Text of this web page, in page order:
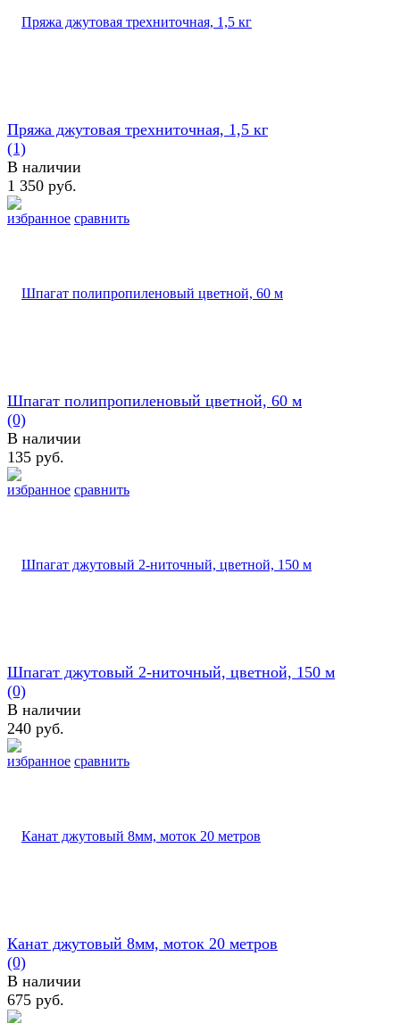
избранное сравнить
Пряжа джутовая трехниточная, 1,5 кг
(1)
В наличии
1 350 руб.
избранное сравнить
Шпагат полипропиленовый цветной, 60 м
(0)
В наличии
135 руб.
избранное сравнить
Шпагат джутовый 2-ниточный, цветной, 150 м
(0)
В наличии
240 руб.
Канат джутовый 8мм, моток 20 метров
(0)
В наличии
675 руб.